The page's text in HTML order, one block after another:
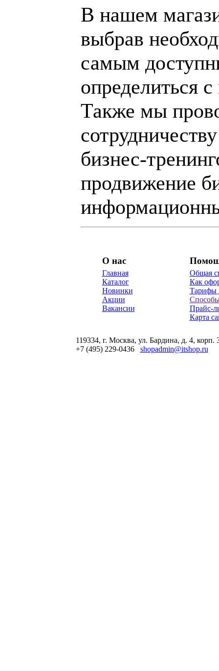
В нашем
выбрав
самым
определиться
Также мы
бизнес-
продвижение
О нас
Главная
Каталог
Новинки
Акции
Вакансии
Общая
Как
Тарифы
Прайс-
Карта
119334, г. Москва, ул. Бардина, д. 4, корп.
+7 (495) 229-0436 shopadmin@itshop.ru